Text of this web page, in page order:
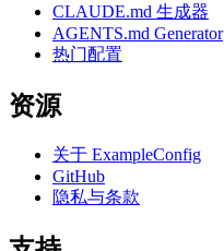
CLAUDE.md 生成器
AGENTS.md Generator
热门配置
资源
关于 ExampleConfig
GitHub
隐私与条款